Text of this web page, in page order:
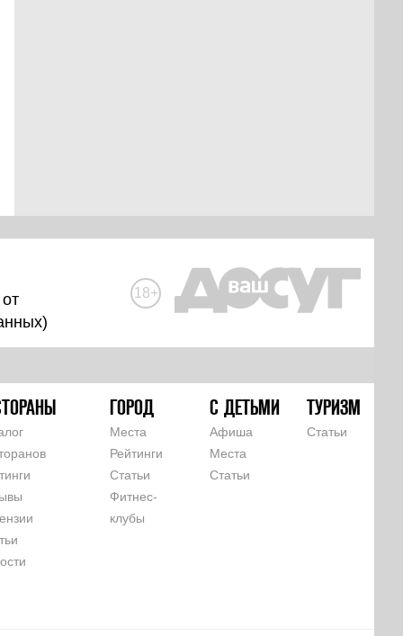
)
18+
ГОРОД
Места
Рейтинги
Статьи
Фитнес-
клубы
С ДЕТЬМИ
Афиша
Места
Статьи
ТУРИЗМ
Статьи